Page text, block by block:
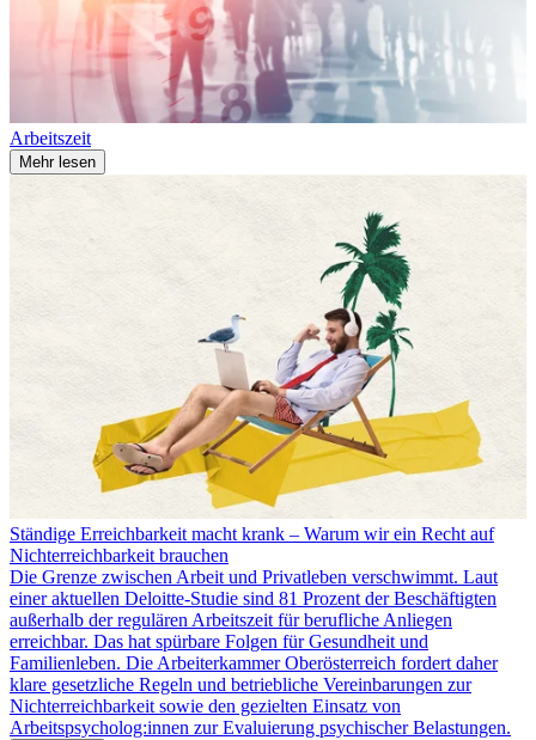
Arbeitszeit
Mehr lesen
Ständige Erreichbarkeit macht krank – Warum wir ein Recht auf
Nichterreichbarkeit brauchen
Die Grenze zwischen Arbeit und Privatleben verschwimmt. Laut
einer aktuellen Deloitte-Studie sind 81 Prozent der Beschäftigten
außerhalb der regulären Arbeitszeit für berufliche Anliegen
erreichbar. Das hat spürbare Folgen für Gesundheit und
Familienleben. Die Arbeiterkammer Oberösterreich fordert daher
klare gesetzliche Regeln und betriebliche Vereinbarungen zur
Nichterreichbarkeit sowie den gezielten Einsatz von
Arbeitspsycholog:innen zur Evaluierung psychischer Belastungen.